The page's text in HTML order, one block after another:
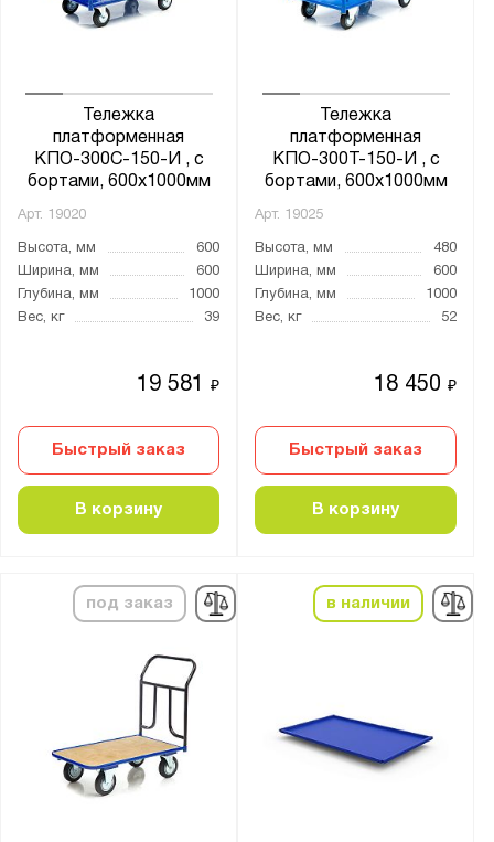
Тележка
платформенная
КПО-300С-150-И , с
бортами, 600х1000мм
Арт. 19020
Высота, мм
600
Ширина, мм
600
Глубина, мм
1000
Вес, кг
39
19 581₽
Быстрый заказ
В корзину
Тележка
платформенная
КПО-300Т-150-И , с
бортами, 600х1000мм
Арт. 19025
Высота, мм
480
Ширина, мм
600
Глубина, мм
1000
Вес, кг
52
18 450₽
Быстрый заказ
В корзину
под заказ в наличии